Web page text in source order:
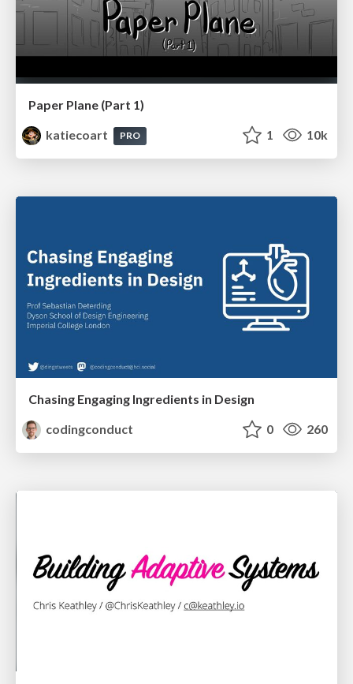
Paper Plane (Part 1)
katiecoart
PRO 1 10k
Chasing Engaging Ingredients in Design
codingconduct
0 260